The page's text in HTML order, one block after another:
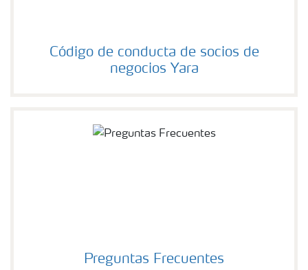
Código de conducta de socios de
negocios Yara
Preguntas Frecuentes